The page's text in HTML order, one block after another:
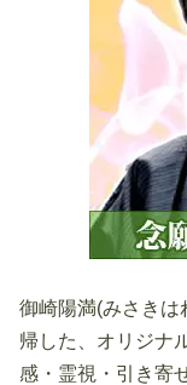
御崎陽満(みさきは
帰した、オリジナ
感・霊視・引き寄